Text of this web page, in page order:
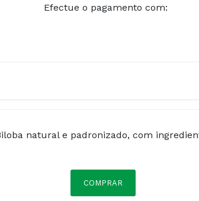
Efectue o pagamento com:
natural e padronizado, com
COMPRAR